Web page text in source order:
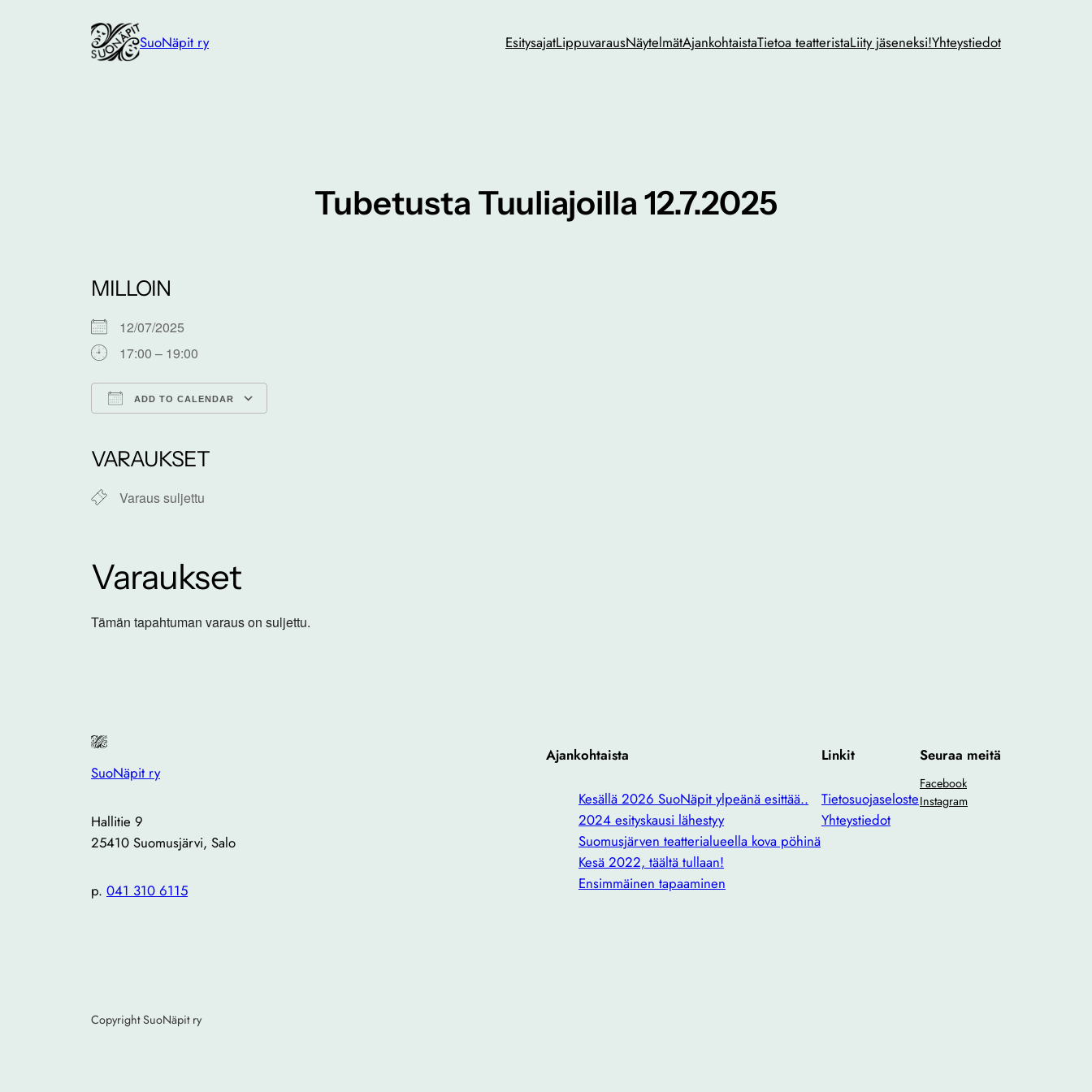
SuoNäpit ry EsitysajatLippuvarausNäytelmätAjankohtaistaTietoa teatteristaLiity jäseneksi!Yhteystiedot
Tubetusta Tuuliajoilla 12.7.2025
MILLOIN
12/07/2025
17:00 – 19:00
ADD TO CALENDAR
VARAUKSET
Varaus suljettu
Varaukset
Tämän tapahtuman varaus on suljettu.
SuoNäpit ry
Hallitie 9
25410 Suomusjärvi, Salo
p. 041 310 6115
Ajankohtaista
Kesällä 2026 SuoNäpit ylpeänä esittää..
2024 esityskausi lähestyy
Suomusjärven teatterialueella kova pöhinä
Kesä 2022, täältä tullaan!
Ensimmäinen tapaaminen
Linkit
Tietosuojaseloste
Yhteystiedot
Seuraa meitä
Facebook
Instagram
Copyright SuoNäpit ry